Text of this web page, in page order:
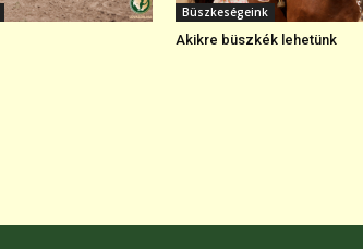
Büszkeségeink
Akikre büszkék lehetünk